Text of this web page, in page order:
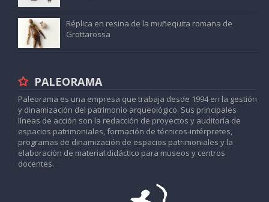
Réplica en resina de la muñequita romana de
Grottarossa
PALEORAMA
Paleorama es una empresa que trabaja desde 1994 en la gestión
y dinamización del patrimonio arqueológico. Sus principales
líneas de acción son la redacción de proyectos y auditoría de
espacios patrimoniales, formación de técnicos-intérpretes,
programas de dinamización de espacios patrimoniales y la
elaboración de material didáctico para museos y centros
docentes.